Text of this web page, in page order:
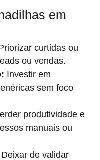
em
curtidas ou
ou vendas.
Investir em
sem foco
produtividade e
manuais ou
Deixar de validar